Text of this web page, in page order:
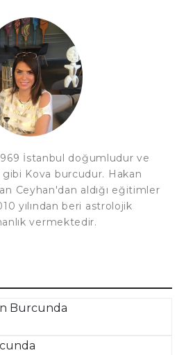
İstanbul doğumludur ve
Kova burcudur. Hakan
Ceyhan'dan aldığı eğitimler
yılından beri astrolojik
vermektedir.
Burcunda